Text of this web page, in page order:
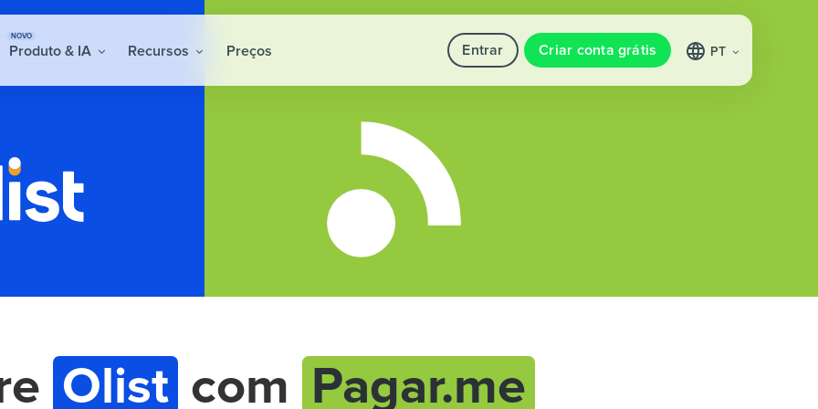
NOVO
Produto & IA Recursos Preços Entrar Criar conta grátis PT
Olist com Pagar.me